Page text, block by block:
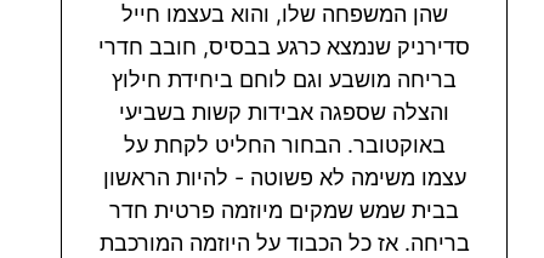
שהן המשפחה שלו, והוא בעצמו חייל
סדירניק שנמצא כרגע בבסיס, חובב חדרי
בריחה מושבע וגם לוחם ביחידת חילוץ
והצלה שספגה אבידות קשות בשביעי
באוקטובר. הבחור החליט לקחת על
עצמו משימה לא פשוטה - להיות הראשון
בבית שמש שמקים מיוזמה פרטית חדר
בריחה. אז כל הכבוד על היוזמה המורכבת